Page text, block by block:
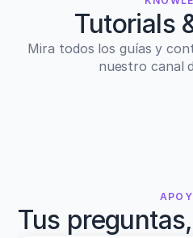
Tutorials
Mira todos los guías y
nuestro canal
Tus